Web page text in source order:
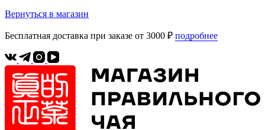
Вернуться в магазин
Бесплатная доставка при заказе от 3000 ₽ подробнее